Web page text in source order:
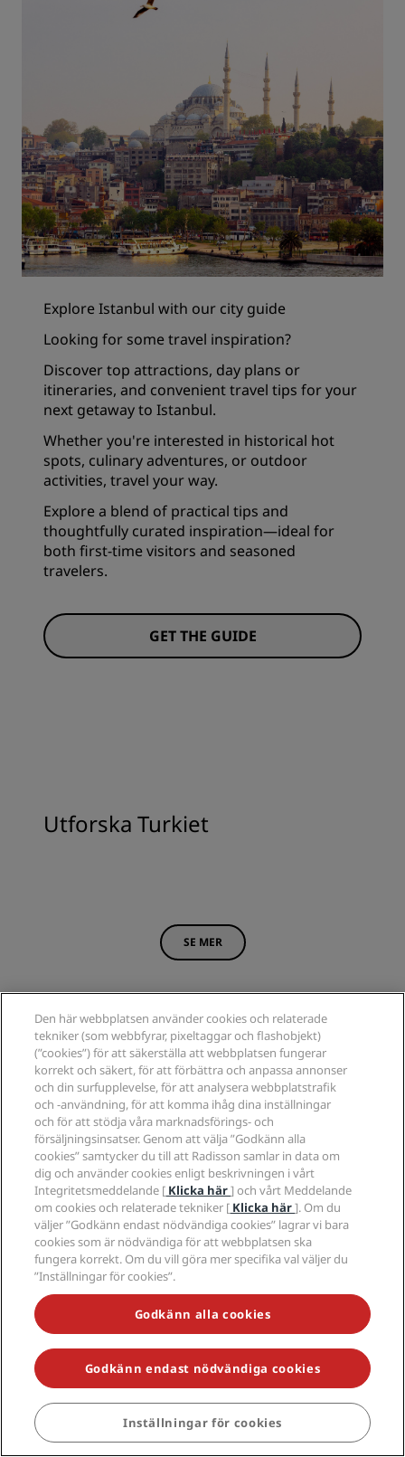
Explore Istanbul with our city guide
Looking for some travel inspiration?
Discover top attractions, day plans or
itineraries, and convenient travel tips for your
next getaway to Istanbul.
Whether you're interested in historical hot
spots, culinary adventures, or outdoor
activities, travel your way.
Explore a blend of practical tips and
thoughtfully curated inspiration—ideal for
both first-time visitors and seasoned
travelers.
GET THE GUIDE
Utforska Turkiet
SE MER
Den här webbplatsen använder cookies och relaterade
tekniker (som webbfyrar, pixeltaggar och flashobjekt)
(”cookies”) för att säkerställa att webbplatsen fungerar
korrekt och säkert, för att förbättra och anpassa annonser
och din surfupplevelse, för att analysera webbplatstrafik
och -användning, för att komma ihåg dina inställningar
och för att stödja våra marknadsförings- och
försäljningsinsatser. Genom att välja ”Godkänn alla
cookies” samtycker du till att Radisson samlar in data om
dig och använder cookies enligt beskrivningen i vårt
Integritetsmeddelande [ Klicka här] och vårt Meddelande
om cookies och relaterade tekniker [ Klicka här]. Om du
väljer ”Godkänn endast nödvändiga cookies” lagrar vi bara
cookies som är nödvändiga för att webbplatsen ska
fungera korrekt. Om du vill göra mer specifika val väljer du
”Inställningar för cookies”.
Godkänn alla cookies
Godkänn endast nödvändiga cookies
Inställningar för cookies